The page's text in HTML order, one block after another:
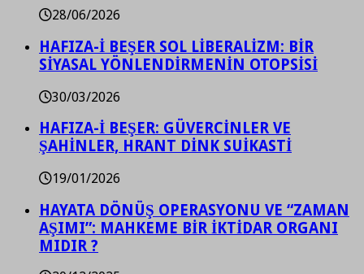
28/06/2026
HAFIZA-İ BEŞER SOL LİBERALİZM: BİR
SİYASAL YÖNLENDİRMENİN OTOPSİSİ
30/03/2026
HAFIZA-İ BEŞER: GÜVERCİNLER VE
ŞAHİNLER, HRANT DİNK SUİKASTİ
19/01/2026
HAYATA DÖNÜŞ OPERASYONU VE “ZAMAN
AŞIMI”: MAHKEME BİR İKTİDAR ORGANI
MIDIR ?